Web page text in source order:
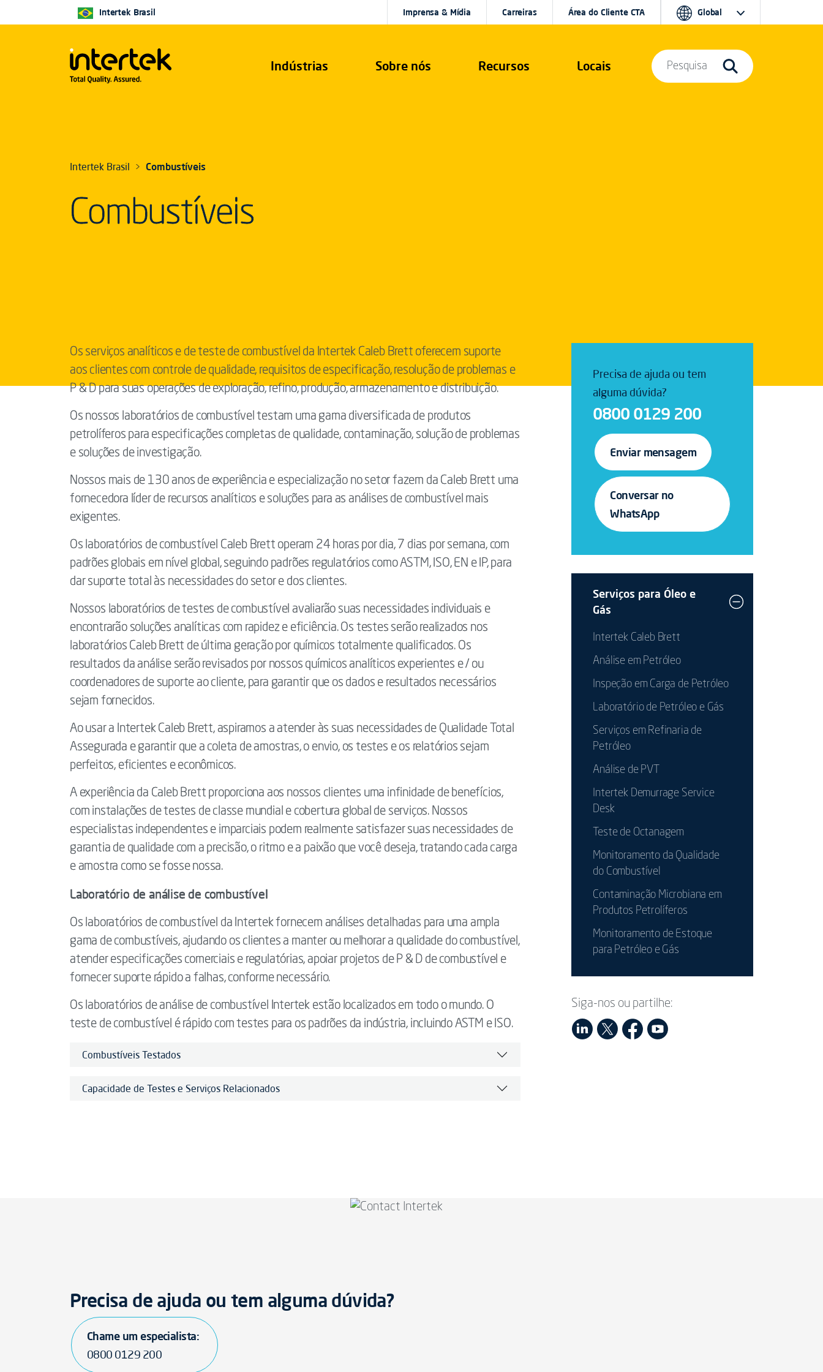
Indústrias Sobre nós Recursos Locais
Intertek Brasil Imprensa & Mídia Carreiras Área do Cliente CTA Global
Pesquisa
Intertek Brasil Combustíveis
Combustíveis
Os serviços analíticos e de teste de combustível da Intertek Caleb Brett oferecem suporte
aos clientes com controle de qualidade, requisitos de especificação, resolução de problemas e
P & D para suas operações de exploração, refino, produção, armazenamento e distribuição.
Os nossos laboratórios de combustível testam uma gama diversificada de produtos
petrolíferos para especificações completas de qualidade, contaminação, solução de problemas
e soluções de investigação.
Nossos mais de 130 anos de experiência e especialização no setor fazem da Caleb Brett uma
fornecedora líder de recursos analíticos e soluções para as análises de combustível mais
exigentes.
Os laboratórios de combustível Caleb Brett operam 24 horas por dia, 7 dias por semana, com
padrões globais em nível global, seguindo padrões regulatórios como ASTM, ISO, EN e IP, para
dar suporte total às necessidades do setor e dos clientes.
Nossos laboratórios de testes de combustível avaliarão suas necessidades individuais e
encontrarão soluções analíticas com rapidez e eficiência. Os testes serão realizados nos
laboratórios Caleb Brett de última geração por químicos totalmente qualificados. Os
resultados da análise serão revisados ​​por nossos químicos analíticos experientes e / ou
coordenadores de suporte ao cliente, para garantir que os dados e resultados necessários
sejam fornecidos.
Ao usar a Intertek Caleb Brett, aspiramos a atender às suas necessidades de Qualidade Total
Assegurada e garantir que a coleta de amostras, o envio, os testes e os relatórios sejam
perfeitos, eficientes e econômicos.
A experiência da Caleb Brett proporciona aos nossos clientes uma infinidade de benefícios,
com instalações de testes de classe mundial e cobertura global de serviços. Nossos
especialistas independentes e imparciais podem realmente satisfazer suas necessidades de
garantia de qualidade com a precisão, o ritmo e a paixão que você deseja, tratando cada carga
e amostra como se fosse nossa.
Laboratório de análise de combustível
Os laboratórios de combustível da Intertek fornecem análises detalhadas para uma ampla
gama de combustíveis, ajudando os clientes a manter ou melhorar a qualidade do combustível,
atender especificações comerciais e regulatórias, apoiar projetos de P & D de combustível e
fornecer suporte rápido a falhas, conforme necessário.
Os laboratórios de análise de combustível Intertek estão localizados em todo o mundo. O
teste de combustível é rápido com testes para os padrões da indústria, incluindo ASTM e ISO.
Combustíveis Testados
Capacidade de Testes e Serviços Relacionados
Precisa de ajuda ou tem
alguma dúvida?
0800 0129 200
Enviar mensagem
Conversar no
WhatsApp
Serviços para Óleo e
Gás
Intertek Caleb Brett
Análise em Petróleo
Inspeção em Carga de Petróleo
Laboratório de Petróleo e Gás
Serviços em Refinaria de
Petróleo
Análise de PVT
Intertek Demurrage Service
Desk
Teste de Octanagem
Monitoramento da Qualidade
do Combustível
Contaminação Microbiana em
Produtos Petrolíferos
Monitoramento de Estoque
para Petróleo e Gás
Siga-nos ou partilhe:
Precisa de ajuda ou tem alguma dúvida?
Chame um especialista:
0800 0129 200